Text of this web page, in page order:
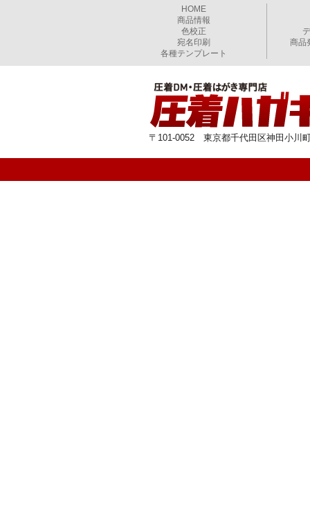
HOME
商品情報
色校正
宛名印刷
各種テンプレート
商品
〒101-0052 東京都千代田区神田小川